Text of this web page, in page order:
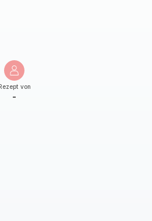
von
-